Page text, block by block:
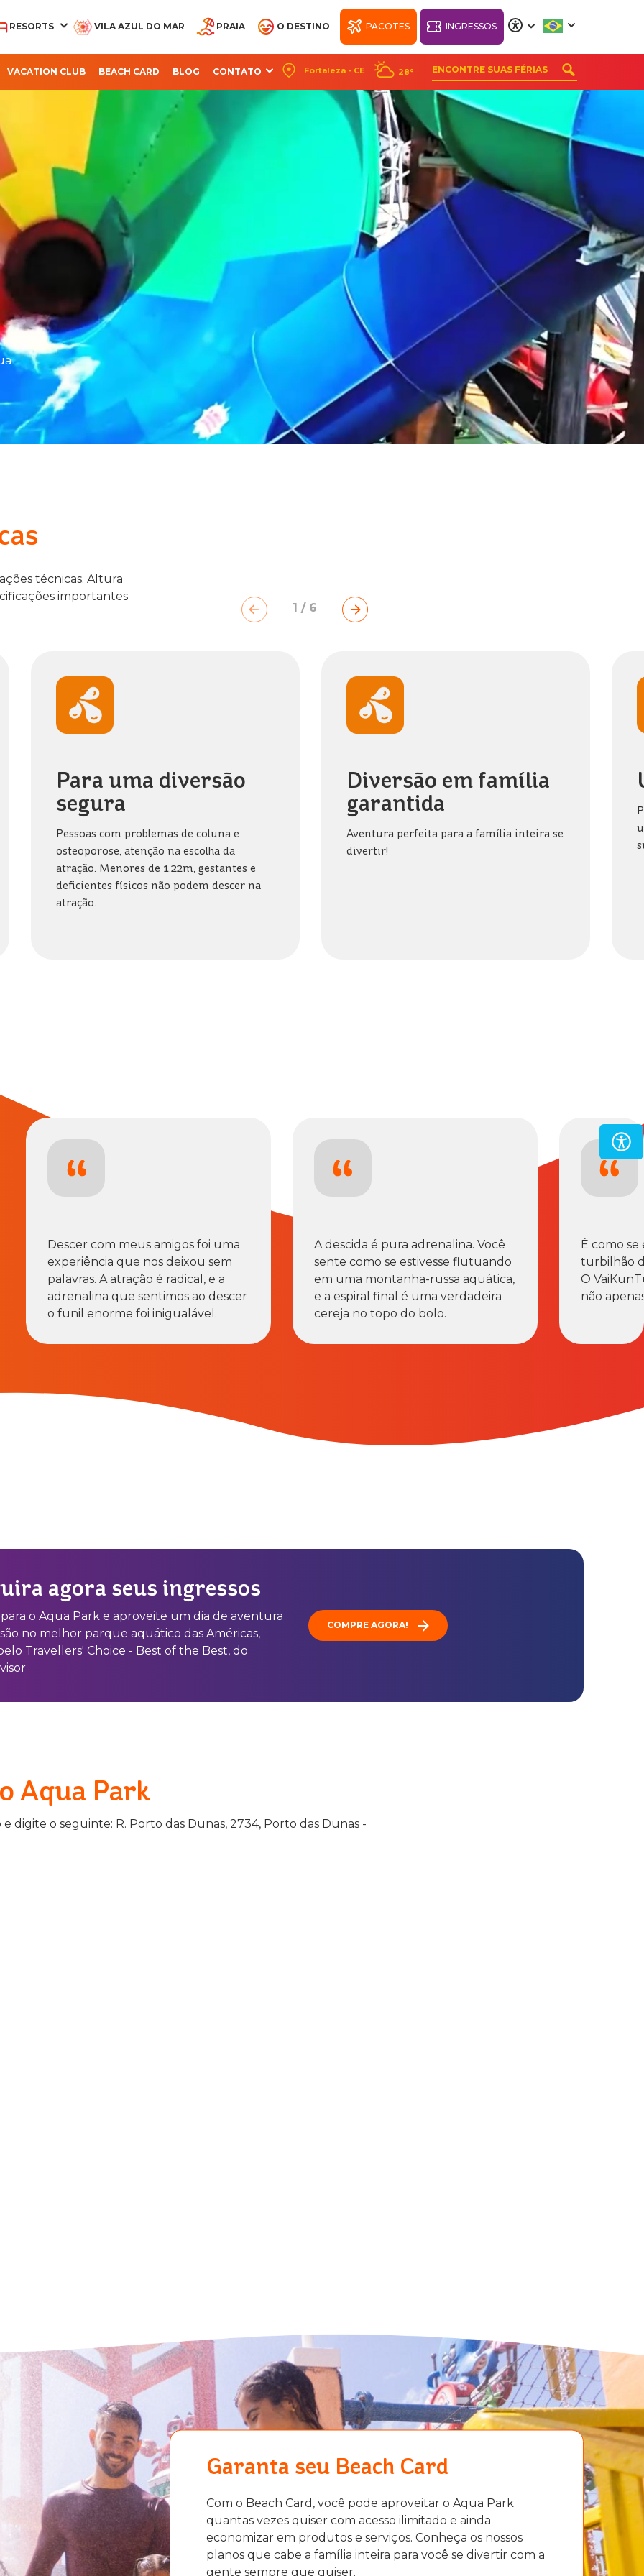
RESORTS VILA AZUL DO MAR PRAIA O DESTINO PACOTES INGRESSOS
VACATION CLUB BEACH CARD BLOG CONTATO Fortaleza - CE 28°
AQUA PARK PARQUE ARVORAR
BEACH PARK
OCEANI BEACH PARK
RESORT
WELLNESS BEACH
PARK RESORT
técnicas. Altura
importantes
1 / 6
Para uma diversão
segura
Pessoas com problemas de coluna e
osteoporose, atenção na escolha da
atração. Menores de 1,22m, gestantes e
deficientes físicos não podem descer na
atração.
Diversão em família
garantida
Aventura perfeita para a família inteira se
divertir!
Descer com meus amigos foi uma
experiência que nos deixou sem
palavras. A atração é radical, e a
adrenalina que sentimos ao descer
o funil enorme foi inigualável.
A descida é pura adrenalina. Você
sente como se estivesse flutuando
em uma montanha-russa aquática,
e a espiral final é uma verdadeira
cereja no topo do bolo.
É como se
turbilhão
O
não
agora seus ingressos
o Aqua Park e aproveite um dia de aventura
no melhor parque aquático das Américas,
Travellers' Choice - Best of the Best, do
COMPRE AGORA!
Aqua Park
digite o seguinte: R. Porto das Dunas, 2734, Porto das Dunas -
Garanta seu Beach Card
Com o Beach Card, você pode aproveitar o Aqua Park
quantas vezes quiser com acesso ilimitado e ainda
economizar em produtos e serviços. Conheça os nossos
planos que cabe a família inteira para você se divertir com a
gente sempre que quiser.